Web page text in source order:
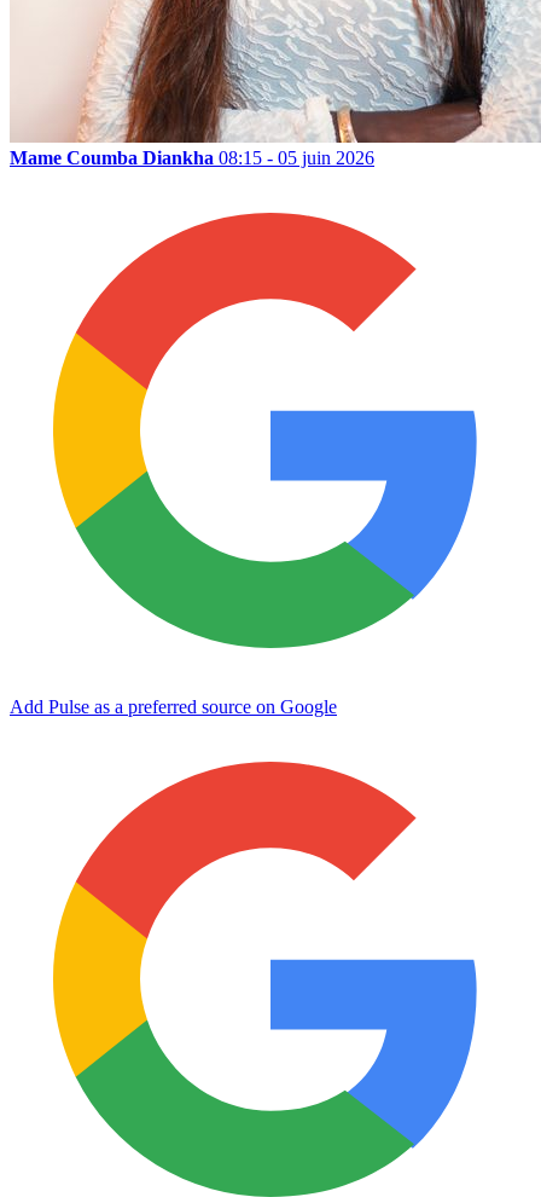
Mame Coumba Diankha 08:15 - 05 juin 2026
Add Pulse as a preferred source on Google